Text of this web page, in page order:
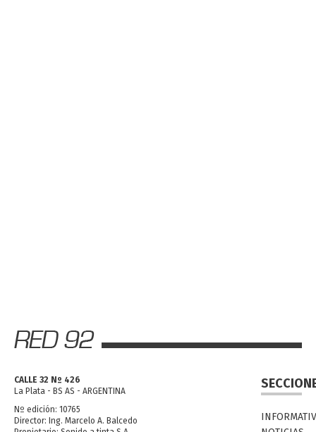
CALLE 32 Nº 426
La Plata - BS AS - ARGENTINA
Nº edición: 10765
Director: Ing. Marcelo A. Balcedo